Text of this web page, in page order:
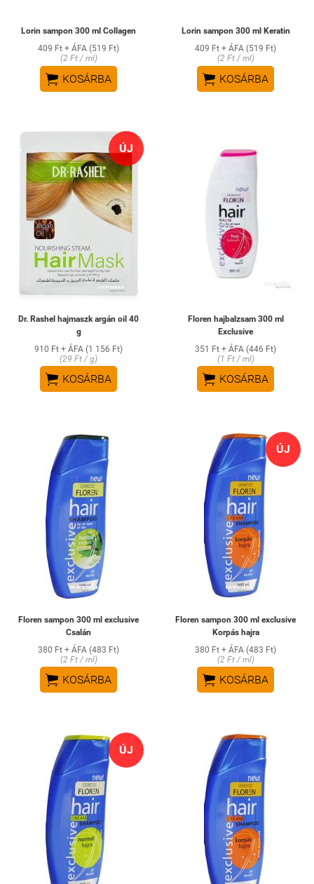
Lorin sampon 300 ml Collagen
409 Ft + ÁFA (519 Ft)
(2 Ft / ml)
 KOSÁRBA
Lorin sampon 300 ml Keratin
409 Ft + ÁFA (519 Ft)
(2 Ft / ml)
 KOSÁRBA
ÚJ
Dr. Rashel hajmaszk argán oil 40
g
910 Ft + ÁFA (1 156 Ft)
(29 Ft / g)
 KOSÁRBA
Floren hajbalzsam 300 ml
Exclusive
351 Ft + ÁFA (446 Ft)
(1 Ft / ml)
 KOSÁRBA
Floren sampon 300 ml exclusive
Csalán
380 Ft + ÁFA (483 Ft)
(2 Ft / ml)
 KOSÁRBA
ÚJ
Floren sampon 300 ml exclusive
Korpás hajra
380 Ft + ÁFA (483 Ft)
(2 Ft / ml)
 KOSÁRBA
ÚJ